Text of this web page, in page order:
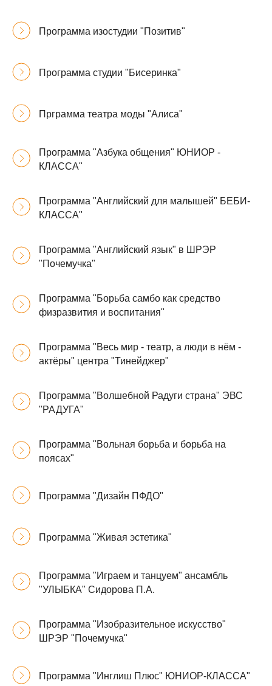
Программа изостудии "Позитив"
Программа студии "Бисеринка"
Прграмма театра моды "Алиса"
Программа "Азбука общения" ЮНИОР -
КЛАССА"
Программа "Английский для малышей" БЕБИ-
КЛАССА"
Программа "Английский язык" в ШРЭР
"Почемучка"
Программа "Борьба самбо как средство
физразвития и воспитания"
Программа "Весь мир - театр, а люди в нём -
актёры" центра "Тинейджер"
Программа "Волшебной Радуги страна" ЭВС
"РАДУГА"
Программа "Вольная борьба и борьба на
поясах"
Программа "Дизайн ПФДО"
Программа "Живая эстетика"
Программа "Играем и танцуем" ансамбль
"УЛЫБКА" Сидорова П.А.
Программа "Изобразительное искусство"
ШРЭР "Почемучка"
Программа "Инглиш Плюс" ЮНИОР-КЛАССА"